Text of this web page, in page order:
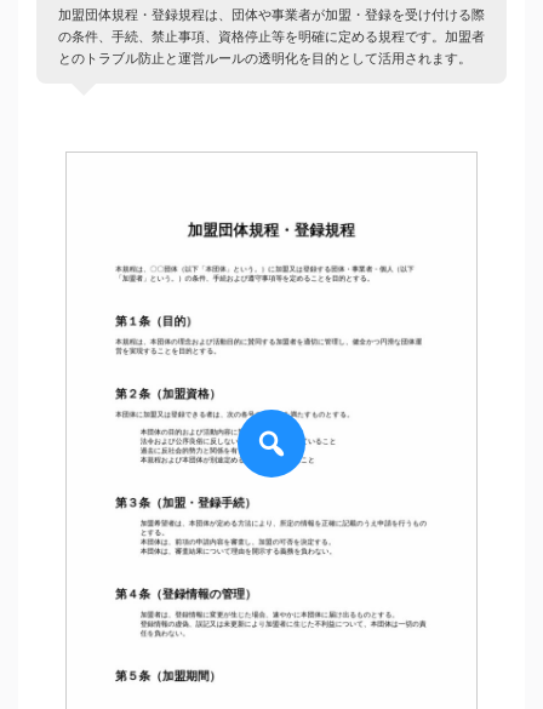
加盟団体規程・登録規程は、団体や事業者が加盟・登録を受け付ける際
の条件、手続、禁止事項、資格停止等を明確に定める規程です。加盟者
とのトラブル防止と運営ルールの透明化を目的として活用されます。